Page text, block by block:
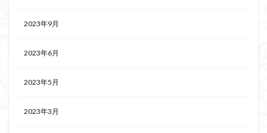
2023年9月
2023年6月
2023年5月
2023年3月